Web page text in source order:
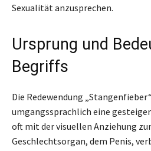
Sexualität anzusprechen.
Ursprung und
Begriffs
Die Redewendung
umgangssprachlich eine
oft mit der visuellen Anziehung
Geschlechtsorgan, dem Penis,